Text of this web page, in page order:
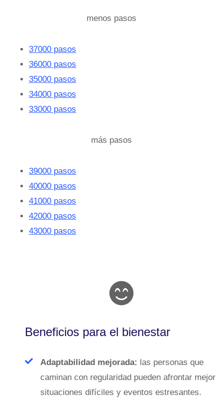
menos pasos
37000 pasos
36000 pasos
35000 pasos
34000 pasos
33000 pasos
más pasos
39000 pasos
40000 pasos
41000 pasos
42000 pasos
43000 pasos
Beneficios para el bienestar
Adaptabilidad mejorada: las personas que
caminan con regularidad pueden afrontar mejor
situaciones difíciles y eventos estresantes.